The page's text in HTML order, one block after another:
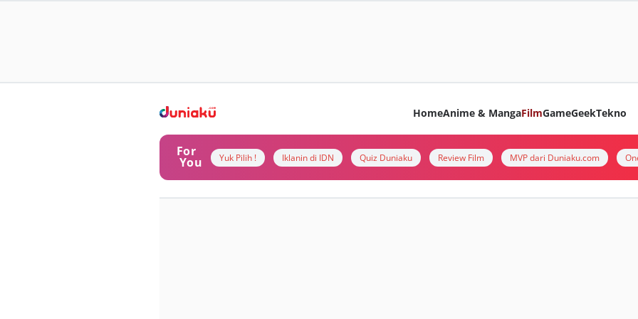
HomeAnime & MangaFilmGameGeekTekno
For
You Yuk Pilih ! Iklanin di IDN Quiz Duniaku Review Film MVP dari Duniaku.com